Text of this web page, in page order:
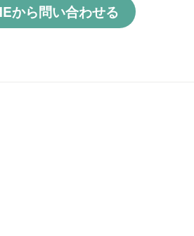
から問い合わせる